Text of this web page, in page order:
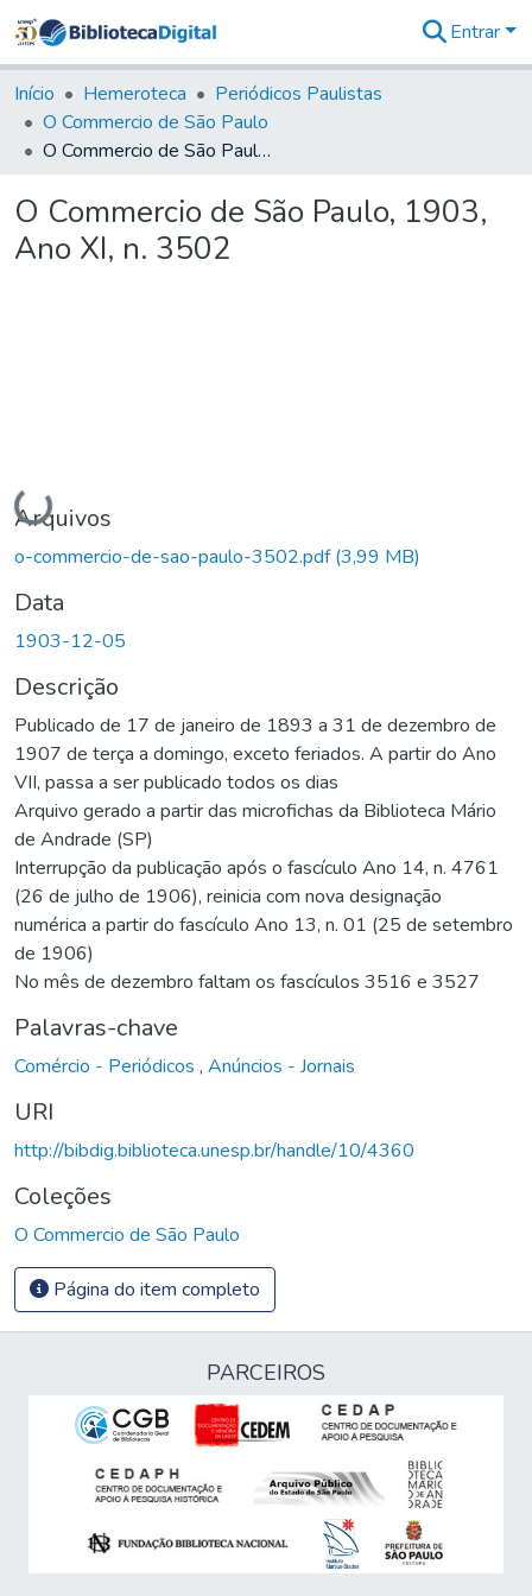
&
Coleções
Tudo na
Biblioteca
Estatísticas
Entrar
Início Hemeroteca
Periódicos Paulistas
O Commercio de São Paulo
O Commercio de São Paulo, 1903, Ano XI, n. 3502
O Commercio de São Paulo, 1903,
Ano XI, n. 3502
Carregando...
Arquivos
o-commercio-de-sao-paulo-3502.pdf(3,99 MB)
Data
1903-12-05
Descrição
Publicado de 17 de janeiro de 1893 a 31 de dezembro de
1907 de terça a domingo, exceto feriados. A partir do Ano
VII, passa a ser publicado todos os dias
Arquivo gerado a partir das microfichas da Biblioteca Mário
de Andrade (SP)
Interrupção da publicação após o fascículo Ano 14, n. 4761
(26 de julho de 1906), reinicia com nova designação
numérica a partir do fascículo Ano 13, n. 01 (25 de setembro
de 1906)
No mês de dezembro faltam os fascículos 3516 e 3527
Palavras-chave
Comércio - Periódicos , Anúncios - Jornais
URI
http://bibdig.biblioteca.unesp.br/handle/10/4360
Coleções
O Commercio de São Paulo
Página do item completo
PARCEIROS